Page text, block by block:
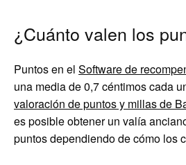
¿Cuánto valen los
Puntos en el Software de
una media de 0,7 céntimos cada
valoración de puntos y millas de
es posible obtener un valía
puntos dependiendo de cómo los